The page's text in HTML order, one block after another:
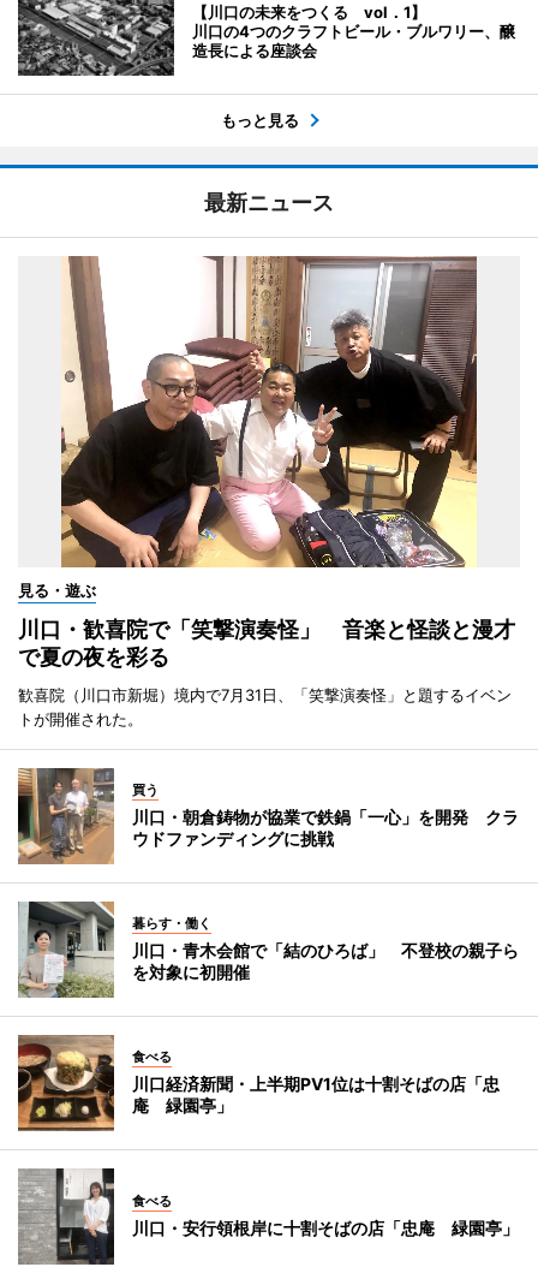
【川口の未来をつくる vol．1】
川口の4つのクラフトビール・ブルワリー、醸
造長による座談会
もっと見る
最新ニュース
見る・遊ぶ
川口・歓喜院で「笑撃演奏怪」 音楽と怪談と漫才
で夏の夜を彩る
歓喜院（川口市新堀）境内で7月31日、「笑撃演奏怪」と題するイベン
トが開催された。
買う
川口・朝倉鋳物が協業で鉄鍋「一心」を開発 クラ
ウドファンディングに挑戦
暮らす・働く
川口・青木会館で「結のひろば」 不登校の親子ら
を対象に初開催
食べる
川口経済新聞・上半期PV1位は十割そばの店「忠
庵 緑園亭」
食べる
川口・安行領根岸に十割そばの店「忠庵 緑園亭」